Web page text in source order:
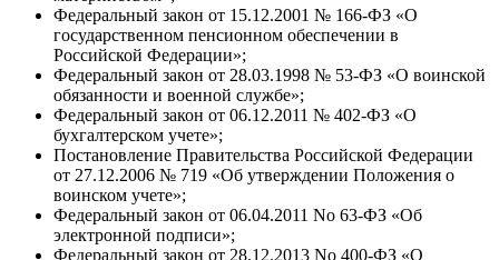
Федеральный закон от 15.12.2001 № 166-ФЗ «О
государственном пенсионном обеспечении в
Российской Федерации»;
Федеральный закон от 28.03.1998 № 53-ФЗ «О воинской
обязанности и военной службе»;
Федеральный закон от 06.12.2011 № 402-ФЗ «О
бухгалтерском учете»;
Постановление Правительства Российской Федерации
от 27.12.2006 № 719 «Об утверждении Положения о
воинском учете»;
Федеральный закон от 06.04.2011 No 63-ФЗ «Об
электронной подписи»;
Федеральный закон от 28.12.2013 No 400-ФЗ «О